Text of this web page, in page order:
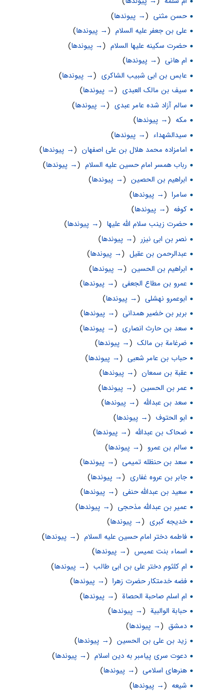
حسن مثنی‏
(→ پیوندها)
علی بن جعفر علیه السلام‏
(→ پیوندها)
حضرت سکینه علیها السلام‏
(→ پیوندها)
ام هانى‏
(→ پیوندها)
عابس بن ابی شبیب الشاکری (→ پیوندها)
سیف بن مالک العبدی (→ پیوندها)
سالم آزاد شده عامر عبدی (→ پیوندها)
مکه‏
(→ پیوندها)
سیدالشهداء (→ پیوندها)
امامزاده محمد هلال بن علی اصفهان‏
(→ پیوندها)
رباب همسر امام حسین علیه السلام‏
(→ پیوندها)
ابراهیم بن الحصین‏
(→ پیوندها)
سامرا‏
(→ پیوندها)
کوفه‏
(→ پیوندها)
حضرت زینب سلام الله علیها (→ پیوندها)
نصر بن ابی نیزر‏
(→ پیوندها)
عبدالرحمن بن عقیل‏
(→ پیوندها)
ابراهیم بن الحسین‏
(→ پیوندها)
عمرو بن مطاع الجعفی‏
(→ پیوندها)
ابوعمرو نهشلى‏
(→ پیوندها)
بریر بن خضیر همدانی‏
(→ پیوندها)
سعد بن حارث انصاری (→ پیوندها)
ضرغامة بن مالک‏
(→ پیوندها)
حباب بن عامر شعبی‏
(→ پیوندها)
عقبة بن سمعان‏
(→ پیوندها)
عمر بن الحسین‏
(→ پیوندها)
سعد بن عبدالله‏
(→ پیوندها)
ابو الحتوف‏
(→ پیوندها)
ضحاک بن عبدالله‏
(→ پیوندها)
سالم بن عمرو (→ پیوندها)
سعد بن حنظله تمیمی‏
(→ پیوندها)
جابر بن عروه غفاری (→ پیوندها)
سعید بن عبدالله حنفی‏
(→ پیوندها)
عمیر بن عبدالله مذحجی‏
(→ پیوندها)
خدیجه کبری (→ پیوندها)
فاطمه دختر امام حسین علیه السلام‏
(→ پیوندها)
اسماء بنت عمیس‏
(→ پیوندها)
ام کلثوم دختر علی بن ابی طالب‏
(→ پیوندها)
فضه خدمتکار حضرت زهرا‏
(→ پیوندها)
ام اسلم صاحبة الحصاة‏
(→ پیوندها)
حبابة الوالبیة‏
(→ پیوندها)
دمشق‏
(→ پیوندها)
زید بن علی بن الحسین‏
(→ پیوندها)
دعوت سری پیامبر به دین اسلام‏
(→ پیوندها)
هنرهای اسلامی‏
(→ پیوندها)
شیعه‏
(→ پیوندها)